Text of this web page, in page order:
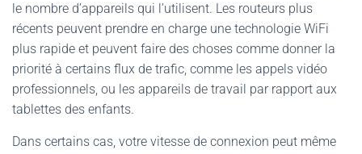
le nombre d’appareils qui l’utilisent. Les routeurs plus
récents peuvent prendre en charge une technologie WiFi
plus rapide et peuvent faire des choses comme donner la
priorité à certains flux de trafic, comme les appels vidéo
professionnels, ou les appareils de travail par rapport aux
tablettes des enfants.
Dans certains cas, votre vitesse de connexion peut même